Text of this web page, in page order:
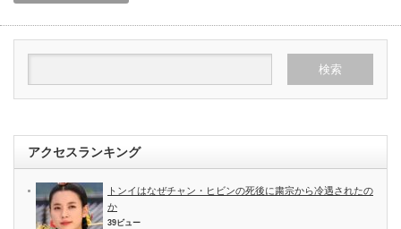
アクセスランキング
トンイはなぜチャン・ヒビンの死後に粛宗から冷遇されたの
か
39ビュー